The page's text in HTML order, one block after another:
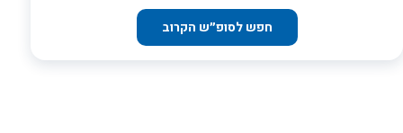
חפש לסופ״ש הקרוב